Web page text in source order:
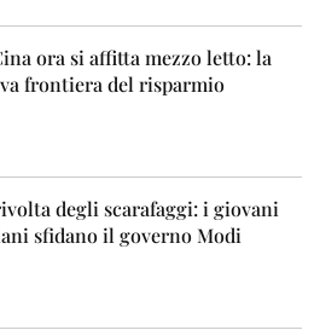
ora si affitta mezzo letto: la
frontiera del risparmio
degli scarafaggi: i giovani
sfidano il governo Modi